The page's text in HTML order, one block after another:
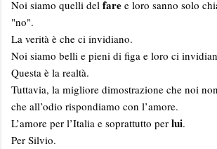
Noi siamo quelli del fare e loro sanno solo
"no".
La verità è che ci invidiano.
Noi siamo belli e pieni di figa e loro ci
Questa è la realtà.
Tuttavia, la migliore dimostrazione che noi
che all’odio rispondiamo con l’amore.
L’amore per l’Italia e soprattutto per lui.
Per Silvio.